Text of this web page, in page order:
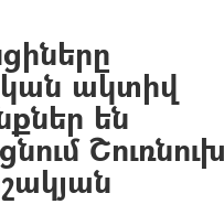
ակտիվ
են